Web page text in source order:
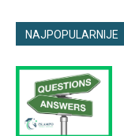
NAJPOPULARNIJE